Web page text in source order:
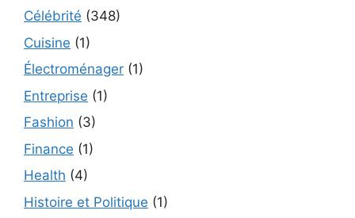
Célébrité (348)
Cuisine (1)
Électroménager (1)
Entreprise (1)
Fashion (3)
Finance (1)
Health (4)
Histoire et Politique (1)